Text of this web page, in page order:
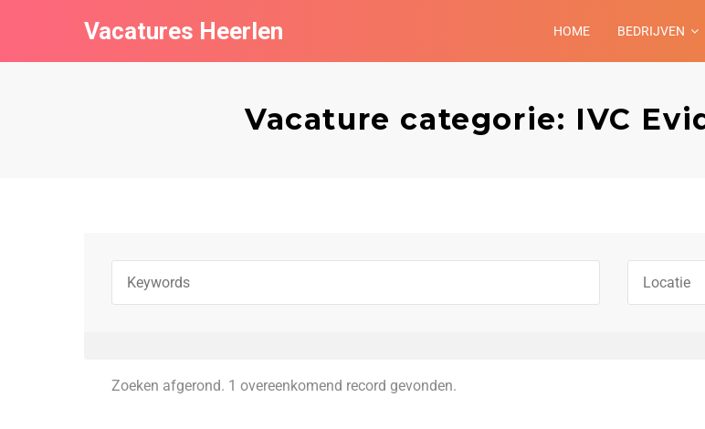
Vacatures Heerlen HOME BEDRIJVEN
Vacature categorie: IVC
Zoeken afgerond. 1 overeenkomend record gevonden.